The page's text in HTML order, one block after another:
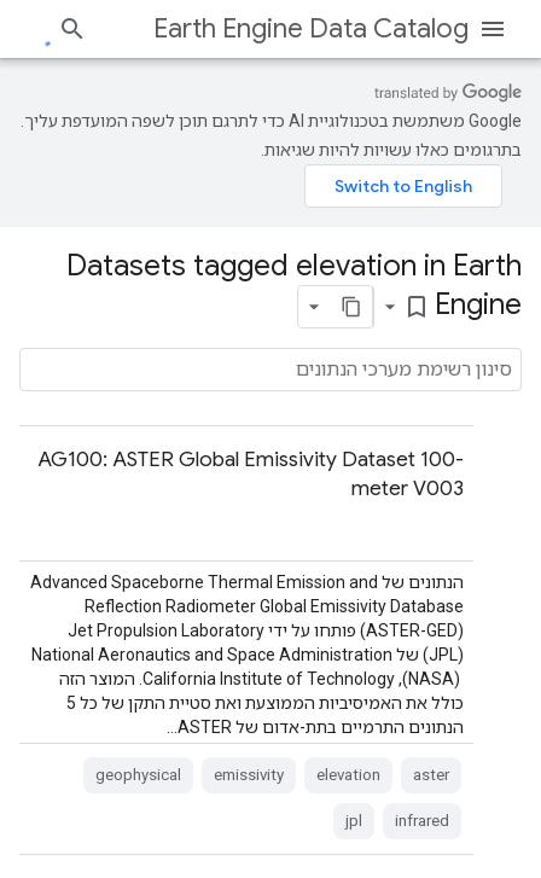
Earth Engine Data Catalog
‫Google משתמשת בטכנולוגיית AI כדי לתרגם תוכן לשפה המועדפת עליך.
בתרגומים כאלו עשויות להיות שגיאות.
Datasets tagged elevation in Earth
Engine
bookmark_border
AG100: ASTER Global Emissivity Dataset 100-
meter V003
הנתונים של Advanced Spaceborne Thermal Emission and
(JPL) של National Aeronautics and Space Administration
‏ (NASA), California Institute of Technology. המוצר הזה
כולל את האמיסיביות הממוצעת ואת סטיית התקן של כל 5
הנתונים התרמיים בתת-אדום של ASTER…
aster
elevation
emissivity
geophysical
infrared
jpl